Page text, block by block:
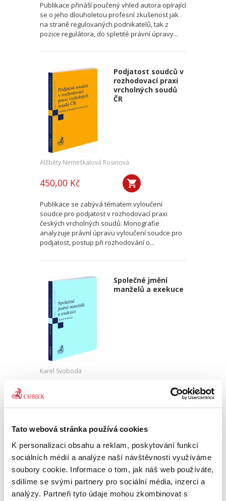
Tato webová stránka používá cookies
K personalizaci obsahu a reklam, poskytování funkcí
sociálních médií a analýze naší návštěvnosti využíváme
soubory cookie. Informace o tom, jak náš web používáte,
sdílíme se svými partnery pro sociální média, inzerci a
analýzy. Partneři tyto údaje mohou zkombinovat s
Publikace přináší poučený vhled autora opírající
se o jeho dlouholetou profesní zkušenost jak
na straně regulovaných podnikatelů, tak z
pozice regulátora, do spletité právní úpravy...
Podjatost soudců v
rozhodovací praxi
vrcholných soudů
ČR
Alžběty Nemeškalová Rosinová
450,00 Kč
Publikace se zabývá tématem vyloučení
soudce pro podjatost v rozhodovací praxi
českých vrcholných soudů. Monografie
analyzuje právní úpravu vyloučení soudce pro
podjatost, postup při rozhodování o...
Společné jmění
manželů a exekuce
Karel Svoboda
450,00 Kč
v exekuci v režimu od 1. 1. 2014 představuje
velkou výzvu. Nová hmotněprávní úprava SJM
je totiž komplikovaná...
Základní instituty
shromažďovacího